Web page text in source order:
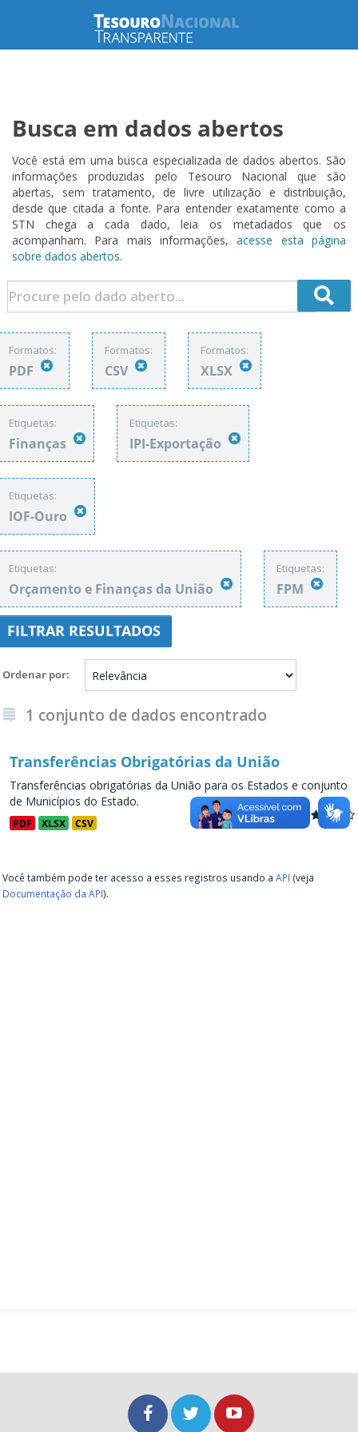
Busca em dados abertos
Você está em uma busca especializada de dados abertos. São
informações produzidas pelo Tesouro Nacional que são
abertas, sem tratamento, de livre utilização e distribuição,
desde que citada a fonte. Para entender exatamente como a
STN chega a cada dado, leia os metadados que os
acompanham. Para mais informações,acesse esta página
sobre dados abertos.
Formatos:
PDF
Formatos:
CSV
Formatos:
XLSX
Etiquetas:
Finanças
Etiquetas:
IPI-Exportação
Etiquetas:
IOF-Ouro
Etiquetas:
Orçamento e Finanças da União
Etiquetas:
FPM
FILTRAR RESULTADOS
Ordenar por
1 conjunto de dados encontrado
Transferências Obrigatórias da União
Transferências obrigatórias da União para os Estados e conjunto
de Municípios do Estado.
PDF XLSX CSV
Você também pode ter acesso a esses registros usando a API (veja
Documentação da API).